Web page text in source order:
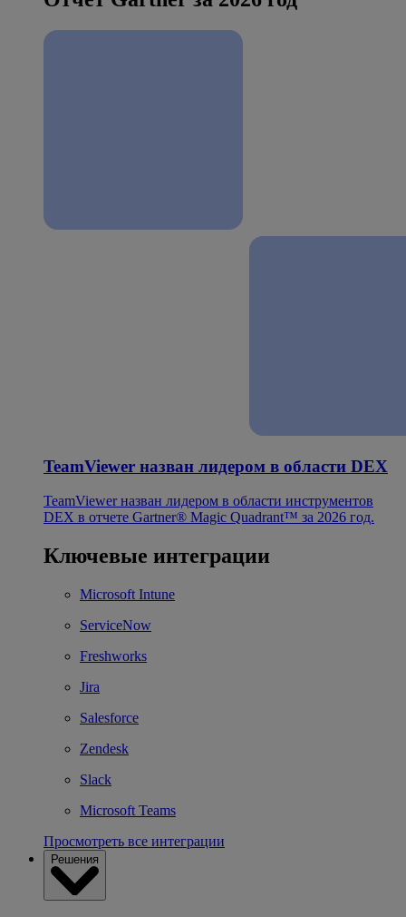
TeamViewer назван лидером в области DEX
TeamViewer назван лидером в области инструментов
DEX в отчете Gartner® Magic Quadrant™ за 2026 год.
Ключевые интеграции
Microsoft Intune
ServiceNow
Freshworks
Jira
Salesforce
Zendesk
Slack
Microsoft Teams
Просмотреть все интеграции
Решения